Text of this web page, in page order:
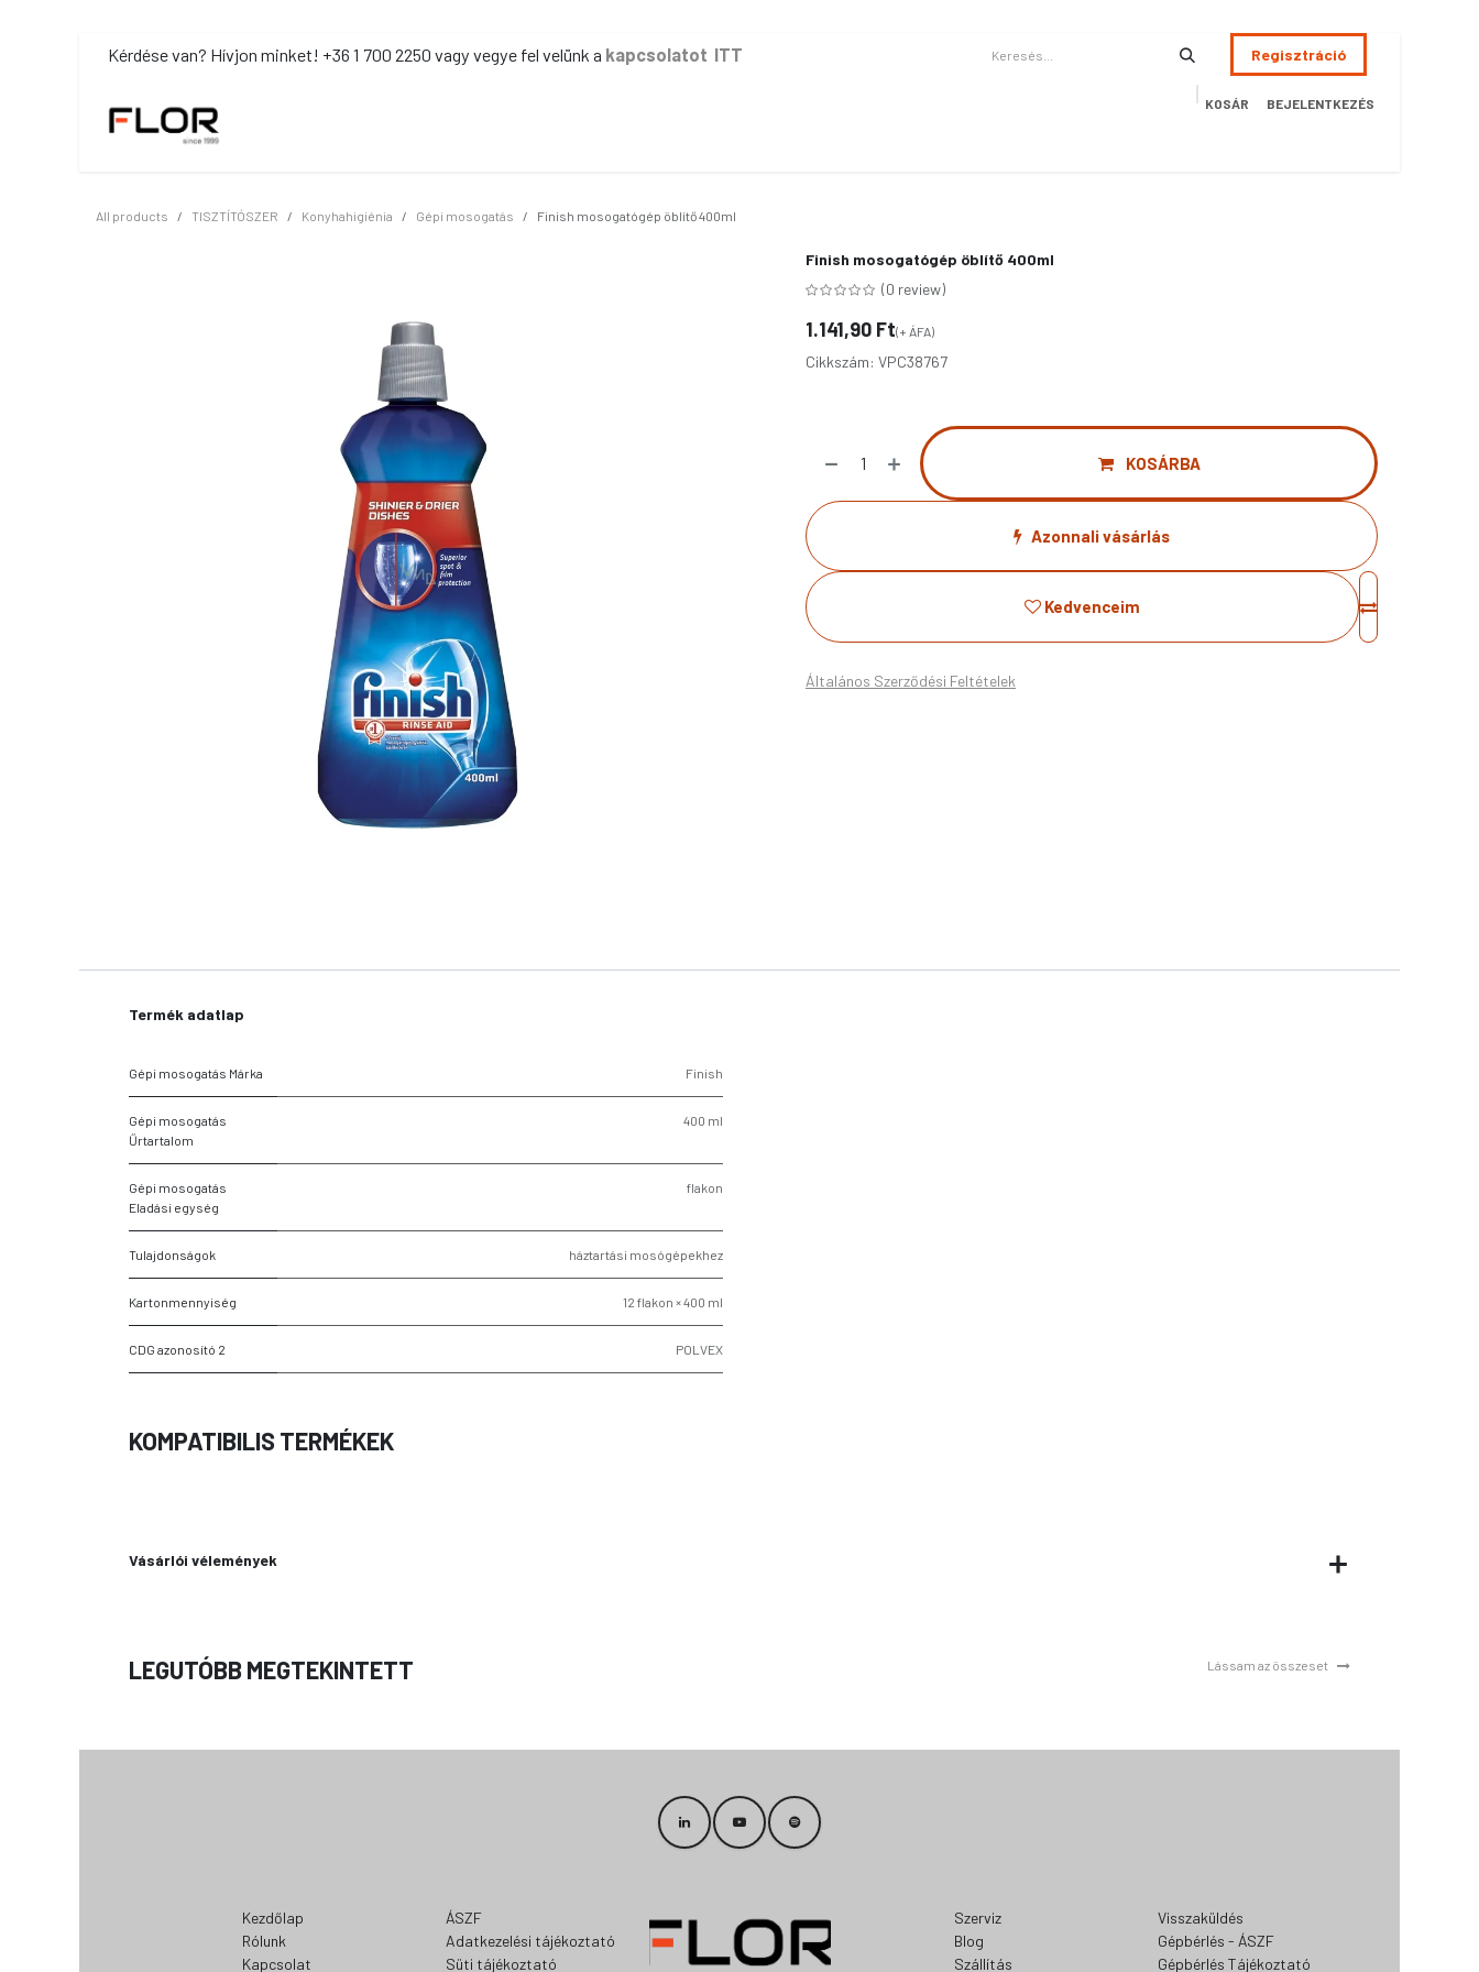
​Kérdése van? Hívjon minket! +36 1 700 2250 vagy vegye fel velünk a kapcsolatot ITT Regisztráció
KOSÁR BEJELENTKEZÉS
All products TISZTÍTÓSZER Konyhahigiénia Gépi mosogatás Finish mosogatógép öblítő 400ml
Finish mosogatógép öblítő 400ml
(0 review)
1.141,90 Ft(+ ÁFA)
Cikkszám: VPC38767
KOSÁRBA
Azonnali vásárlás
Kedvenceim
Általános Szerződési Feltételek
Termék adatlap
Gépi mosogatás Márka Finish
Gépi mosogatás
Űrtartalom
400 ml
Gépi mosogatás
Eladási egység
flakon
Tulajdonságok háztartási mosógépekhez
Kartonmennyiség 12 flakon × 400 ml
CDG azonosító 2 POLVEX
KOMPATIBILIS TERMÉKEK
Vásárlói vélemények
LEGUTÓBB MEGTEKINTETT Lássam az összeset
Kezdőlap
Rólunk
Kapcsolat
Szerviz
Blog
Szállítás
ÁSZF
Adatkezelési tájékoztató
Süti tájékoztató
Visszaküldés
Gépbérlés - ÁSZF
Gépbérlés Tájékoztató